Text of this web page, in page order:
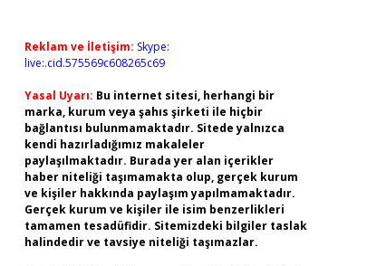
Reklam ve İletişim: Skype:
live:.cid.575569c608265c69
Yasal Uyarı: Bu internet sitesi, herhangi bir
marka, kurum veya şahıs şirketi ile hiçbir
bağlantısı bulunmamaktadır. Sitede yalnızca
kendi hazırladığımız makaleler
paylaşılmaktadır. Burada yer alan içerikler
haber niteliği taşımamakta olup, gerçek kurum
ve kişiler hakkında paylaşım yapılmamaktadır.
Gerçek kurum ve kişiler ile isim benzerlikleri
tamamen tesadüfidir. Sitemizdeki bilgiler taslak
halindedir ve tavsiye niteliği taşımazlar.